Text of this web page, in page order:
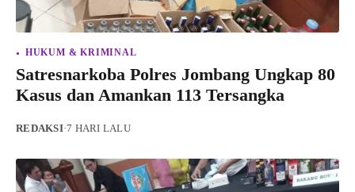
HUKUM & KRIMINAL
Satresnarkoba Polres Jombang Ungkap 80
Kasus dan Amankan 113 Tersangka
REDAKSI·7 HARI LALU